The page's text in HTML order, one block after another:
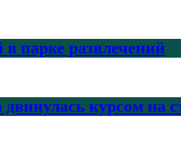
в парке развлечений
курсом на